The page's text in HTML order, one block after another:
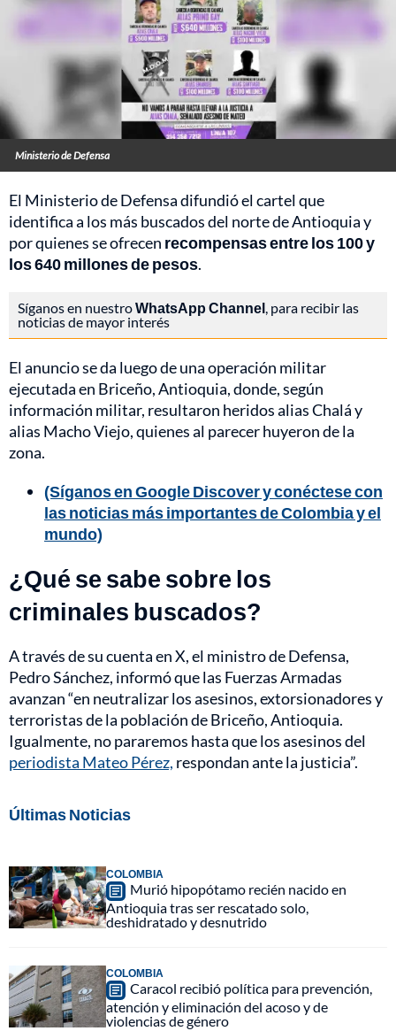
Ministerio de Defensa
El Ministerio de Defensa difundió el cartel que
identifica a los más buscados del norte de Antioquia y
por quienes se ofrecen recompensas entre los 100 y
los 640 millones de pesos.
Síganos en nuestroWhatsApp Channel, para recibir las
noticias de mayor interés
El anuncio se da luego de una operación militar
ejecutada en Briceño, Antioquia, donde, según
información militar, resultaron heridos alias Chalá y
alias Macho Viejo, quienes al parecer huyeron de la
zona.
(Síganos en Google Discover y conéctese con
las noticias más importantes de Colombia y el
mundo)
¿Qué se sabe sobre los
criminales buscados?
A través de su cuenta en X, el ministro de Defensa,
Pedro Sánchez, informó que las Fuerzas Armadas
avanzan “en neutralizar los asesinos, extorsionadores y
terroristas de la población de Briceño, Antioquia.
Igualmente, no pararemos hasta que los asesinos del
periodista Mateo Pérez, respondan ante la justicia”.
Últimas Noticias
COLOMBIA
Murió hipopótamo recién nacido en
Antioquia tras ser rescatado solo,
deshidratado y desnutrido
COLOMBIA
Caracol recibió política para prevención,
atención y eliminación del acoso y de
violencias de género